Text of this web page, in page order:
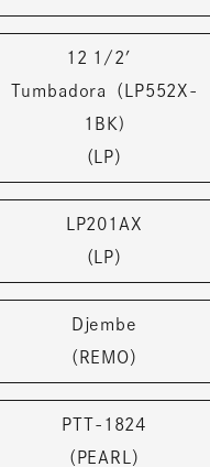
12 1/2′
Tumbadora（LP552X-
1BK)
（LP）
LP201AX
（LP）
Djembe
（REMO）
PTT-1824
（PEARL）